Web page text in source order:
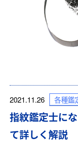
2021.11.26 各種鑑
指紋鑑定士に
て詳しく解説